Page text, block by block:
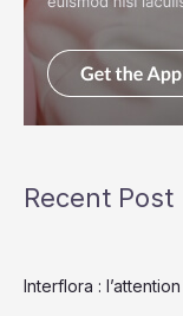
Recent Post
Interflora :